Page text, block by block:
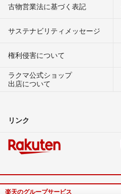
古物営業法に基づく表記
サステナビリティメッセージ
権利侵害について
ラクマ公式ショップ
出店について
リンク
楽天のグループサービス